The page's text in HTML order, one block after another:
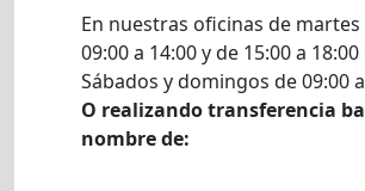
En nuestras oficinas de
09:00 a 14:00 y de 15:00 a 18:00
Sábados y domingos de 09:00
O realizando transferencia
nombre de: